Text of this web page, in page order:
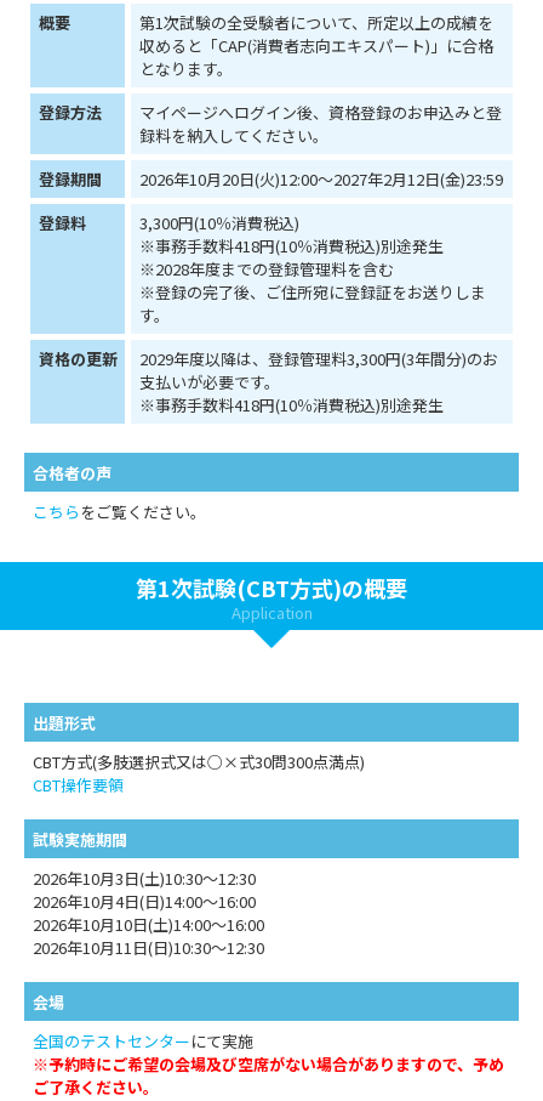
概要
第1次試験の全受験者について、所定以上の成績を
収めると「CAP(消費者志向エキスパート)」に合格
となります。
登録方法
マイページへログイン後、資格登録のお申込みと登
録料を納入してください。
登録期間
2026年10月20日(火)12:00～2027年2月12日(金)23:59
登録料
3,300円(10％消費税込)
※事務手数料418円(10％消費税込)別途発生
※2028年度までの登録管理料を含む
※登録の完了後、ご住所宛に登録証をお送りしま
す。
資格の更新
2029年度以降は、登録管理料3,300円(3年間分)のお
支払いが必要です。
※事務手数料418円(10％消費税込)別途発生
合格者の声
こちら をご覧ください。
第1次試験(CBT方式)の概要
Application
出題形式
CBT方式(多肢選択式又は○×式30問300点満点)
CBT操作要領
試験実施期間
2026年10月3日(土)10:30～12:30
2026年10月4日(日)14:00～16:00
2026年10月10日(土)14:00～16:00
2026年10月11日(日)10:30～12:30
会場
全国のテストセンターにて実施
※予約時にご希望の会場及び空席がない場合がありますので、予め
ご了承ください。